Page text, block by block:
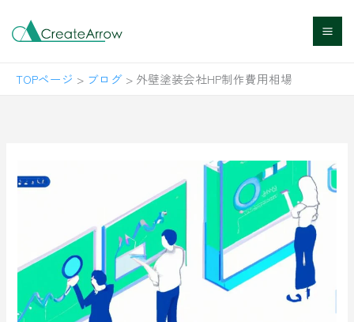
TOPページ > ブログ > 外壁塗装会社HP制作費用相場